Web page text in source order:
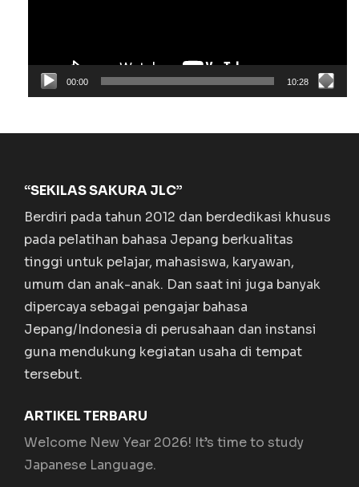
00:00 10:28
“SEKILAS SAKURA JLC”
Berdiri pada tahun 2012 dan berdedikasi khusus
pada pelatihan bahasa Jepang berkualitas
tinggi untuk pelajar, mahasiswa, karyawan,
umum dan anak-anak. Dan saat ini juga banyak
dipercaya sebagai pengajar bahasa
Jepang/Indonesia di perusahaan dan instansi
guna mendukung kegiatan usaha di tempat
tersebut.
ARTIKEL TERBARU
Welcome New Year 2026! It’s time to study
Japanese Language.